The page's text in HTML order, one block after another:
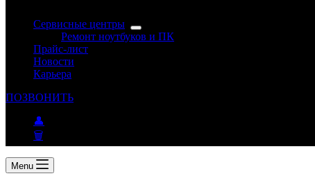
Сервисные центры
Ремонт ноутбуков и ПК
Прайс-лист
Новости
Карьера
ПОЗВОНИТЬ
👤
🗑
Menu